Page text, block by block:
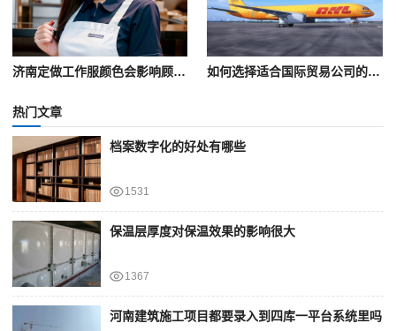
济南定做工作服颜色会影响顾客对火锅店的印象吗？ 如何选择适合国际贸易公司的北京国际快递服务？
热门文章
档案数字化的好处有哪些
1531
保温层厚度对保温效果的影响很大
1367
河南建筑施工项目都要录入到四库一平台系统里吗